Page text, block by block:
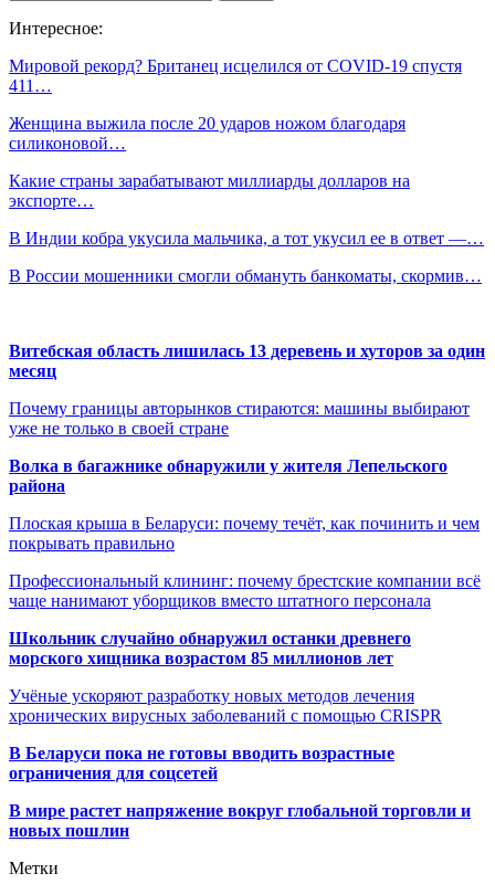
Интересное:
Мировой рекорд? Британец исцелился от COVID-19 спустя
411…
Женщина выжила после 20 ударов ножом благодаря
силиконовой…
Какие страны зарабатывают миллиарды долларов на
экспорте…
В Индии кобра укусила мальчика, а тот укусил ее в ответ —…
В России мошенники смогли обмануть банкоматы, скормив…
Витебская область лишилась 13 деревень и хуторов за один
месяц
Почему границы авторынков стираются: машины выбирают
уже не только в своей стране
Волка в багажнике обнаружили у жителя Лепельского
района
Плоская крыша в Беларуси: почему течёт, как починить и чем
покрывать правильно
Профессиональный клининг: почему брестские компании всё
чаще нанимают уборщиков вместо штатного персонала
Школьник случайно обнаружил останки древнего
морского хищника возрастом 85 миллионов лет
Учёные ускоряют разработку новых методов лечения
хронических вирусных заболеваний с помощью CRISPR
В Беларуси пока не готовы вводить возрастные
ограничения для соцсетей
В мире растет напряжение вокруг глобальной торговли и
новых пошлин
Метки